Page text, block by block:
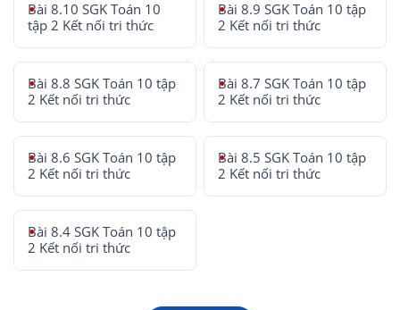
Bài 8.10 SGK Toán 10
tập 2 Kết nối tri thức
Bài 8.9 SGK Toán 10 tập
2 Kết nối tri thức
Bài 8.8 SGK Toán 10 tập
2 Kết nối tri thức
Bài 8.7 SGK Toán 10 tập
2 Kết nối tri thức
Bài 8.6 SGK Toán 10 tập
2 Kết nối tri thức
Bài 8.5 SGK Toán 10 tập
2 Kết nối tri thức
Bài 8.4 SGK Toán 10 tập
2 Kết nối tri thức